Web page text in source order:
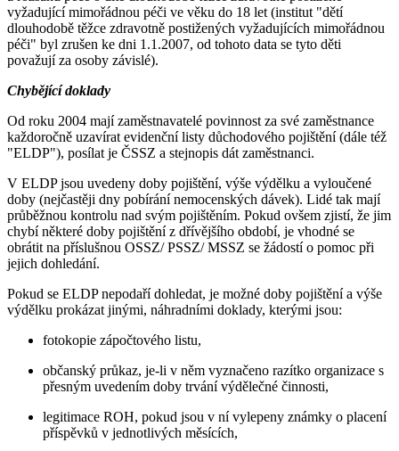
vyžadující mimořádnou péči ve věku do 18 let (institut "dětí
dlouhodobě těžce zdravotně postižených vyžadujících mimořádnou
péči" byl zrušen ke dni 1.1.2007, od tohoto data se tyto děti
považují za osoby závislé).
Chybějící doklady
Od roku 2004 mají zaměstnavatelé povinnost za své zaměstnance
každoročně uzavírat evidenční listy důchodového pojištění (dále též
"ELDP"), posílat je ČSSZ a stejnopis dát zaměstnanci.
V ELDP jsou uvedeny doby pojištění, výše výdělku a vyloučené
doby (nejčastěji dny pobírání nemocenských dávek). Lidé tak mají
průběžnou kontrolu nad svým pojištěním. Pokud ovšem zjistí, že jim
chybí některé doby pojištění z dřívějšího období, je vhodné se
obrátit na příslušnou OSSZ/ PSSZ/ MSSZ se žádostí o pomoc při
jejich dohledání.
Pokud se ELDP nepodaří dohledat, je možné doby pojištění a výše
výdělku prokázat jinými, náhradními doklady, kterými jsou:
fotokopie zápočtového listu,
občanský průkaz, je-li v něm vyznačeno razítko organizace s
přesným uvedením doby trvání výdělečné činnosti,
legitimace ROH, pokud jsou v ní vylepeny známky o placení
příspěvků v jednotlivých měsících,